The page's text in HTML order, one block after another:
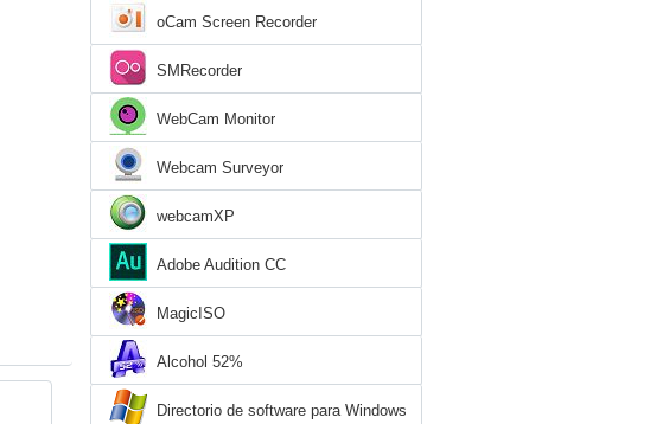
oCam Screen Recorder
SMRecorder
WebCam Monitor
Webcam Surveyor
webcamXP
Adobe Audition CC
MagicISO
Alcohol 52%
Directorio de software para Windows